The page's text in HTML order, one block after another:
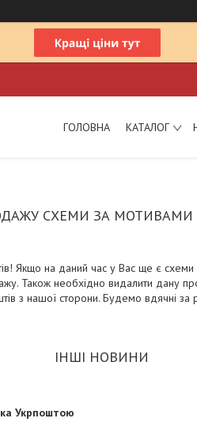
ГОЛОВНА КАТАЛОГ
СХЕМИ ЗА МОТИВАМИ
Якщо на даний час у Вас ще є
Також необхідно видалити дану
з нашої сторони. Будемо вдячні за
ІНШІ НОВИНИ
Укрпоштою